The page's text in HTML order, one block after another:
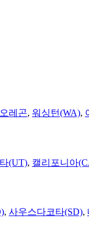
오레곤, 워싱턴(WA),
(UT), 캘리포니아
, 사우스다코타(SD),